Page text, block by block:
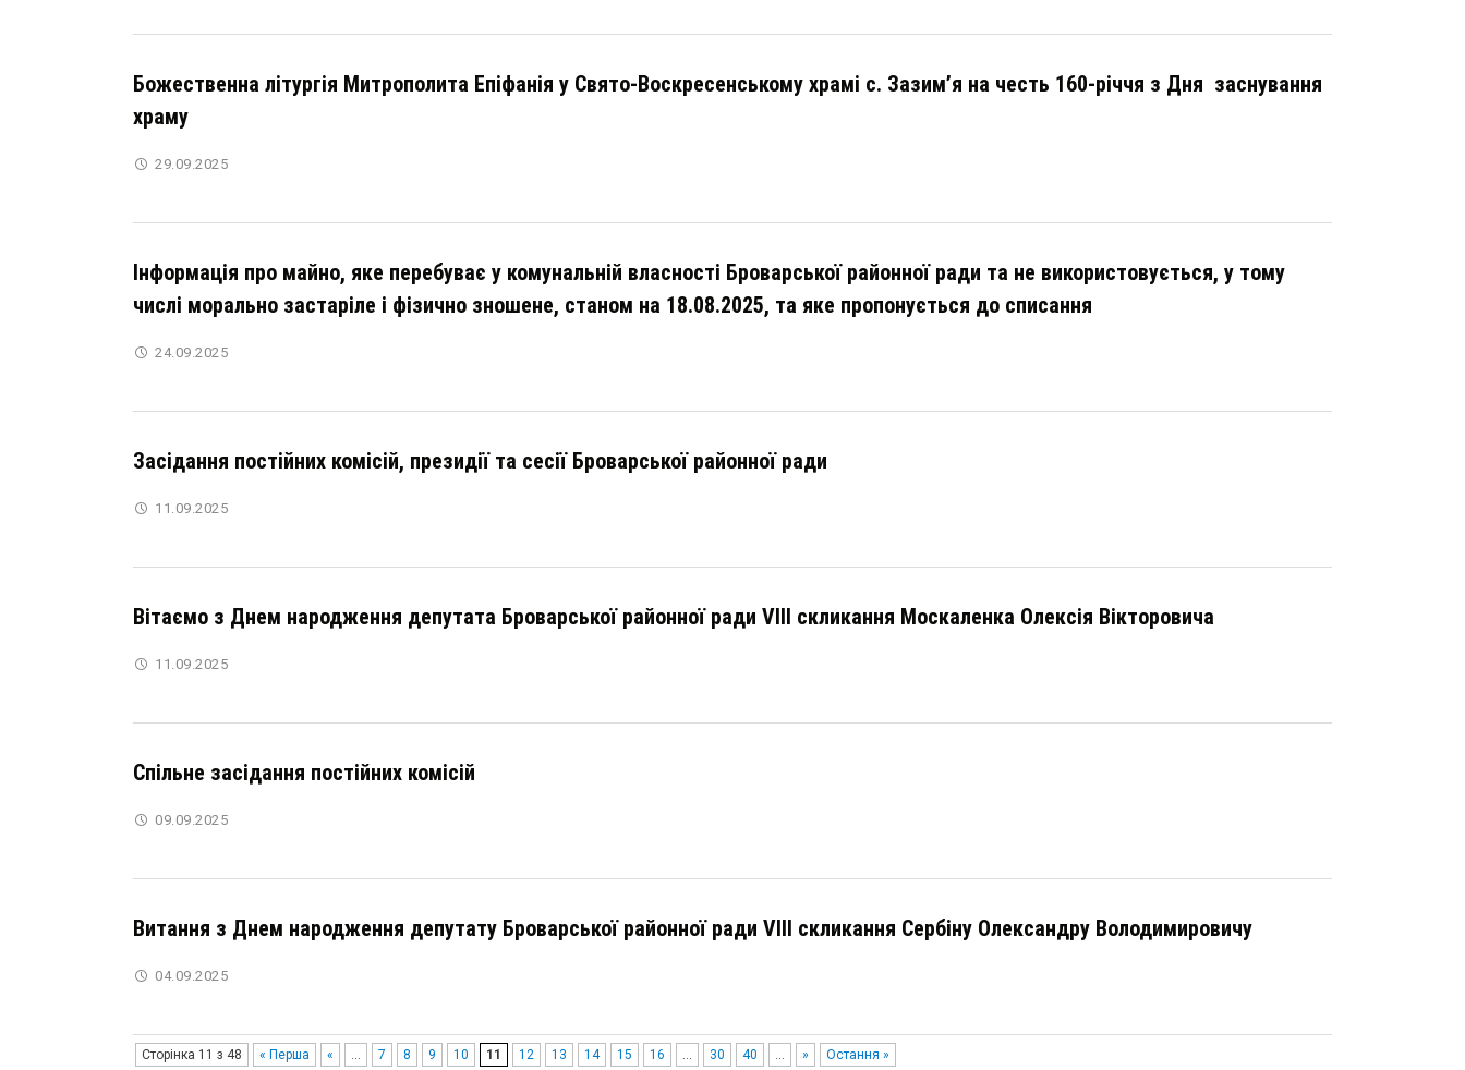
Божественна літургія Митрополита Епіфанія у Свято-Воскресенському храмі с. Зазим’я на честь 160-річчя з Дня заснування
храму
29.09.2025
Інформація про майно, яке перебуває у комунальній власності Броварської районної ради та не використовується, у тому
числі морально застаріле і фізично зношене, станом на 18.08.2025, та яке пропонується до списання
24.09.2025
Засідання постійних комісій, президії та сесії Броварської районної ради
11.09.2025
Вітаємо з Днем народження депутата Броварської районної ради VІІІ скликання Москаленка Олексія Вікторовича
11.09.2025
Спільне засідання постійних комісій
09.09.2025
Витання з Днем народження депутату Броварської районної ради VІІІ скликання Сербіну Олександру Володимировичу
04.09.2025
Сторінка 11 з 48 « Перша « ... 7 8 9 10 11 12 13 14 15 16 ... 30 40 ... » Остання »